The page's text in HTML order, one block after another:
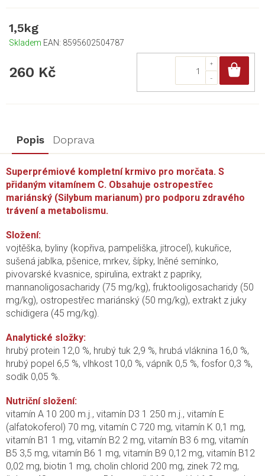
1,5kg
Skladem EAN: 8595602504787
260 Kč
Popis Doprava
Superprémiové kompletní krmivo pro morčata. S
přidaným vitamínem C. Obsahuje ostropestřec
mariánský (Silybum marianum) pro podporu zdravého
trávení a metabolismu.
Složení:
vojtěška, byliny (kopřiva, pampeliška, jitrocel), kukuřice,
sušená jablka, pšenice, mrkev, šípky, lněné semínko,
pivovarské kvasnice, spirulina, extrakt z papriky,
mannanoligosacharidy (75 mg/kg), fruktooligosacharidy (50
mg/kg), ostropestřec mariánský (50 mg/kg), extrakt z juky
schidigera (45 mg/kg).
Analytické složky:
hrubý protein 12,0 %, hrubý tuk 2,9 %, hrubá vláknina 16,0 %,
hrubý popel 6,5 %, vlhkost 10,0 %, vápník 0,5 %, fosfor 0,3 %,
sodík 0,05 %.
Nutriční složení:
vitamín A 10 200 m.j., vitamín D3 1 250 m.j., vitamín E
(alfatokoferol) 70 mg, vitamín C 720 mg, vitamín K 0,1 mg,
vitamín B1 1 mg, vitamín B2 2 mg, vitamín B3 6 mg, vitamín
B5 3,5 mg, vitamín B6 1 mg, vitamín B9 0,12 mg, vitamín B12
0,02 mg, biotin 1 mg, cholin chlorid 200 mg, zinek 72 mg,